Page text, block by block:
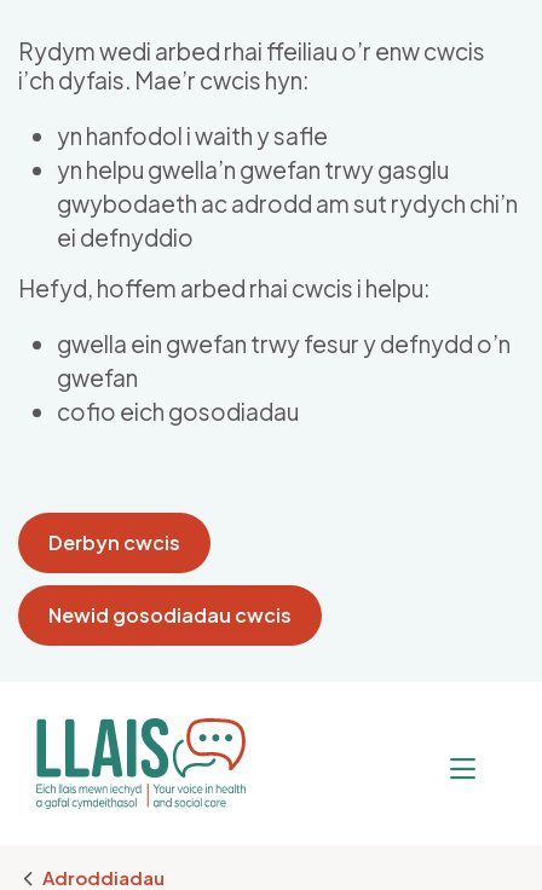
Rydym wedi arbed rhai ffeiliau o’r enw cwcis
i’ch dyfais. Mae’r cwcis hyn:
yn hanfodol i waith y safle
yn helpu gwella’n gwefan trwy gasglu
gwybodaeth ac adrodd am sut rydych chi’n
ei defnyddio
Hefyd, hoffem arbed rhai cwcis i helpu:
gwella ein gwefan trwy fesur y defnydd o’n
gwefan
cofio eich gosodiadau
Derbyn cwcis
Newid gosodiadau cwcis
Breadcrumb
Adroddiadau